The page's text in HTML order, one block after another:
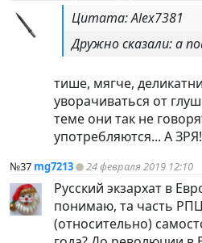
Цитата: Alex7381
Дружно сказали: а
тише, мягче,
уворачиваться от
теме они так не
употребляются... А
№37 mg7213 24 февраля 2019 12:10
Русский экзархат в
понимаю, та часть
(относительно)